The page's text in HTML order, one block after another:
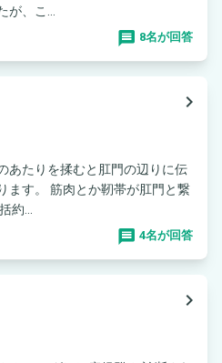
が、こ...
8名が回答
navigate_next
あたりを揉むと肛門の辺りに伝
ます。 筋肉とか靭帯が肛門と繋
約...
4名が回答
navigate_next